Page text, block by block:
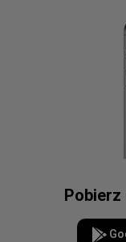
Pobierz